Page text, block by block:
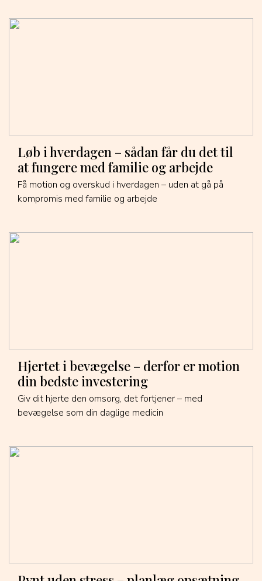
Løb i hverdagen – sådan får du det til
at fungere med familie og arbejde
Få motion og overskud i hverdagen – uden at gå på
kompromis med familie og arbejde
Hjertet i bevægelse – derfor er motion
din bedste investering
Giv dit hjerte den omsorg, det fortjener – med
bevægelse som din daglige medicin